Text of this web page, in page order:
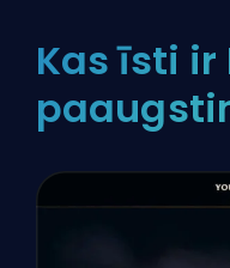
Kas īsti ir